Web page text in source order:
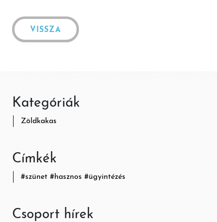
VISSZA
Kategóriák
Zöldkakas
Címkék
#szünet #hasznos #ügyintézés
Csoport hírek